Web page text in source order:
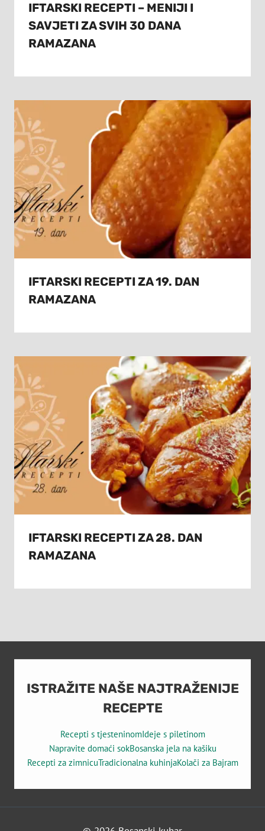
IFTARSKI RECEPTI – MENIJI I
SAVJETI ZA SVIH 30 DANA
RAMAZANA
IFTARSKI RECEPTI ZA 19. DAN
RAMAZANA
IFTARSKI RECEPTI ZA 28. DAN
RAMAZANA
ISTRAŽITE NAŠE NAJTRAŽENIJE
RECEPTE
Recepti s tjesteninomIdeje s piletinom
Napravite domaći sokBosanska jela na kašiku
Recepti za zimnicuTradicionalna kuhinjaKolači za Bajram